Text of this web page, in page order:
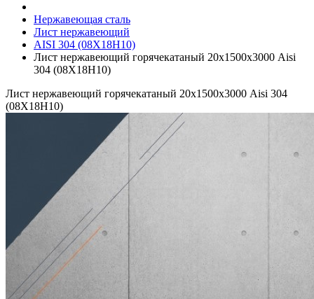
Нержавеющая сталь
Лист нержавеющий
AISI 304 (08Х18Н10)
Лист нержавеющий горячекатаный 20х1500х3000 Aisi
304 (08Х18Н10)
Лист нержавеющий горячекатаный 20х1500х3000 Aisi 304
(08Х18Н10)